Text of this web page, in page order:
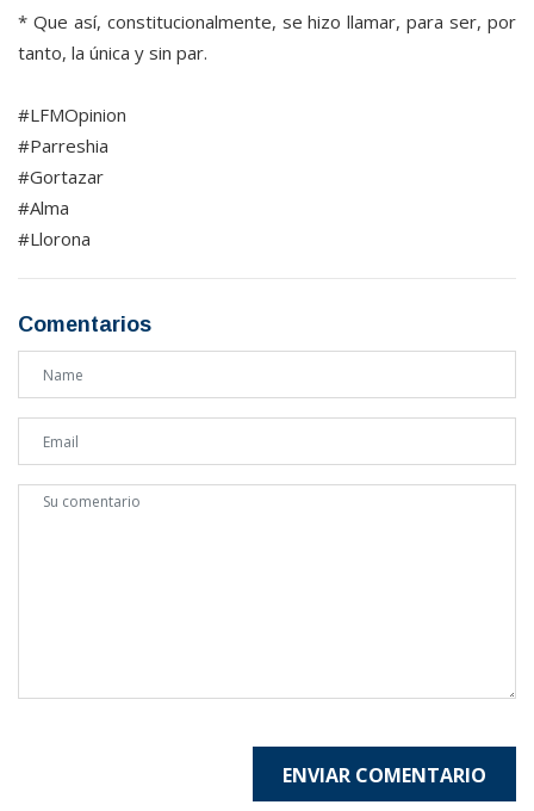
* Que así, constitucionalmente, se hizo llamar, para ser, por
tanto, la única y sin par.
#LFMOpinion
#Parreshia
#Gortazar
#Alma
#Llorona
Comentarios
ENVIAR COMENTARIO